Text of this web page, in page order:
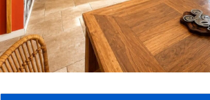
Mot de passe